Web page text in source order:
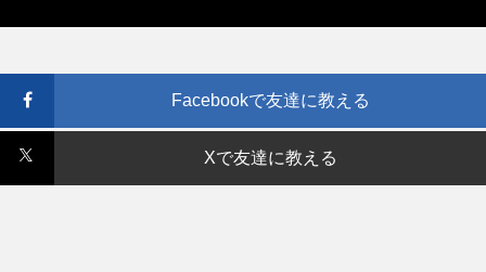
Facebookで友達に教える
Xで友達に教える